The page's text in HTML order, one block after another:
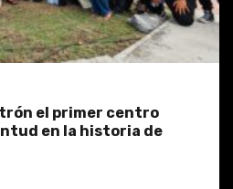
el primer centro
en la historia de